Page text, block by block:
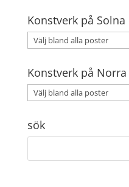
Konstverk på
Konstverk på
sök